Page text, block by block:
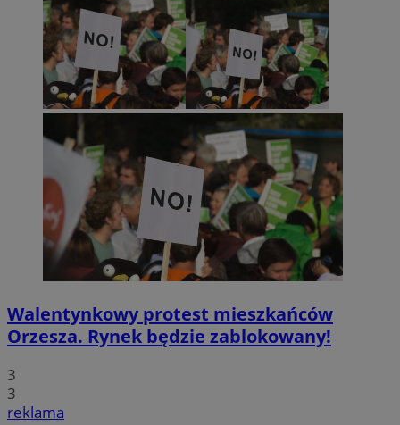
Walentynkowy protest mieszkańców
Orzesza. Rynek będzie zablokowany!
3
3
reklama